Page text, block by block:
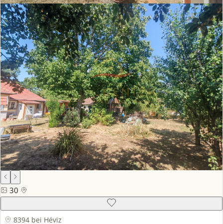
30
8394 bei Héviz